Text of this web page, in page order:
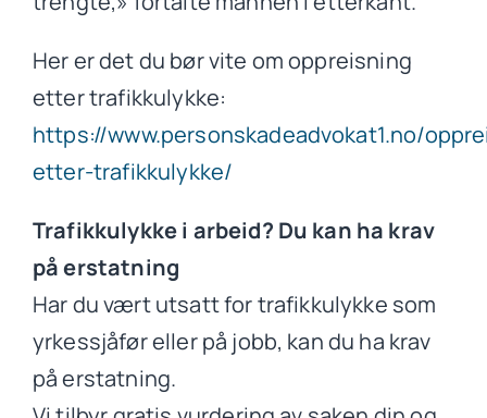
Her er det du bør vite om oppreisning
etter trafikkulykke:
https://www.personskadeadvokat1.no/
etter-trafikkulykke/
Trafikkulykke i arbeid? Du kan ha krav
på erstatning
Har du vært utsatt for trafikkulykke som
yrkessjåfør eller på jobb, kan du ha krav
på erstatning.